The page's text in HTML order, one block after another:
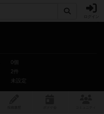
0個
2件
未設定